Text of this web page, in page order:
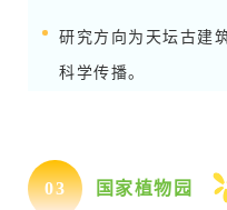
研究方向为天坛古建
科学传播。
03 国家植物园